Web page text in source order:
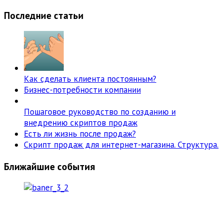
Последние статьи
Как сделать клиента постоянным?
Бизнес-потребности компании
Пошаговое руководство по созданию и
внедрению скриптов продаж
Есть ли жизнь после продаж?
Скрипт продаж для интернет-магазина. Структура.
Ближайшие события